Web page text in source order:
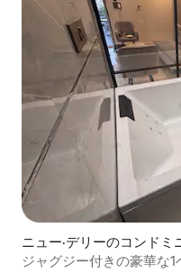
ニュー·デリーのコンドミ
ジャグジー付きの豪華な